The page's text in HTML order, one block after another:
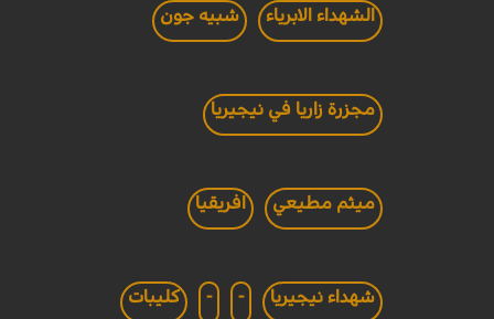
الشهداء الابرياء شبيه جون
مجزرة زاريا في نيجيريا
ميثم مطيعي افريقيا
شهداء نيجيريا -
- كليبات